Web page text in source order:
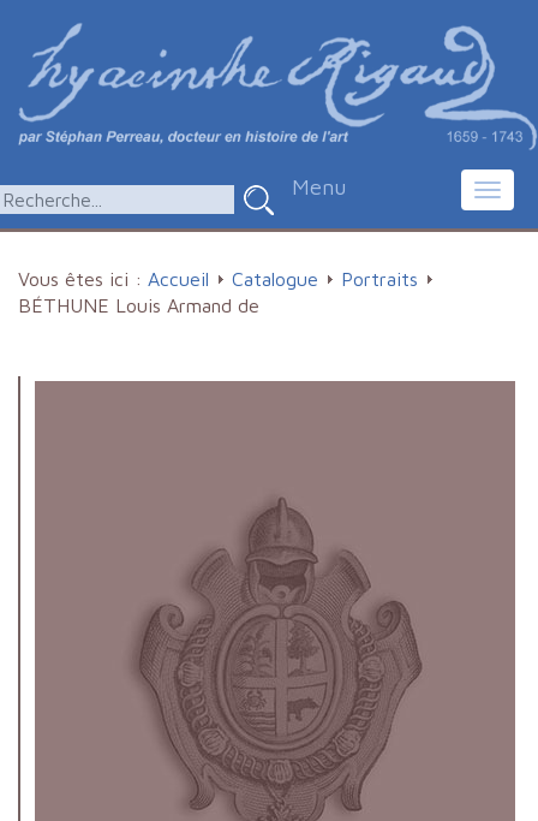
Menu
Vous êtes ici : Accueil Catalogue
Portraits
BÉTHUNE Louis Armand de